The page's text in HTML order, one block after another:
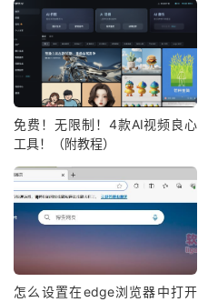
免费！无限制！4款AI视频良心
工具！（附教程）
怎么设置在edge浏览器中打开